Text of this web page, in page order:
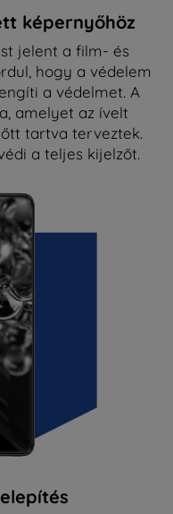
képernyőhöz
jelent a film- és
hogy a védelem
a védelmet. A
amelyet az ívelt
tartva terveztek.
a teljes kijelzőt.